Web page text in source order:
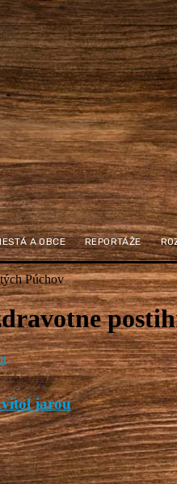
A OBCE REPORTÁŽE
Púchov
jarou